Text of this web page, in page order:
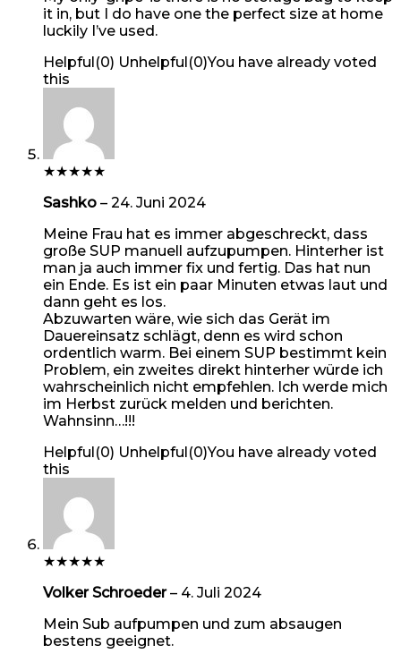
it in, but I do have one the perfect size at home
luckily I’ve used.
Helpful(0) Unhelpful(0)You have already voted
this
★★★★★
Sashko – 24. Juni 2024
Meine Frau hat es immer abgeschreckt, dass
große SUP manuell aufzupumpen. Hinterher ist
man ja auch immer fix und fertig. Das hat nun
ein Ende. Es ist ein paar Minuten etwas laut und
dann geht es los.
Abzuwarten wäre, wie sich das Gerät im
Dauereinsatz schlägt, denn es wird schon
ordentlich warm. Bei einem SUP bestimmt kein
Problem, ein zweites direkt hinterher würde ich
wahrscheinlich nicht empfehlen. Ich werde mich
im Herbst zurück melden und berichten.
Wahnsinn…!!!
Helpful(0) Unhelpful(0)You have already voted
this
★★★★★
Volker Schroeder– 4. Juli 2024
Mein Sub aufpumpen und zum absaugen
bestens geeignet.